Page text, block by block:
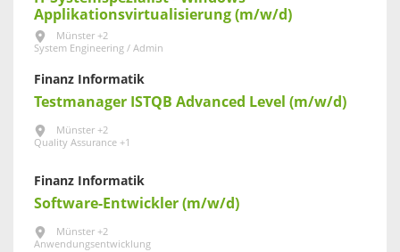
Applikationsvirtualisierung (m/w/d)
Münster +2
System Engineering / Admin
Finanz Informatik
Testmanager ISTQB Advanced Level (m/w/d)
Münster +2
Quality Assurance +1
Finanz Informatik
Software-Entwickler (m/w/d)
Münster +2
Anwendungsentwicklung